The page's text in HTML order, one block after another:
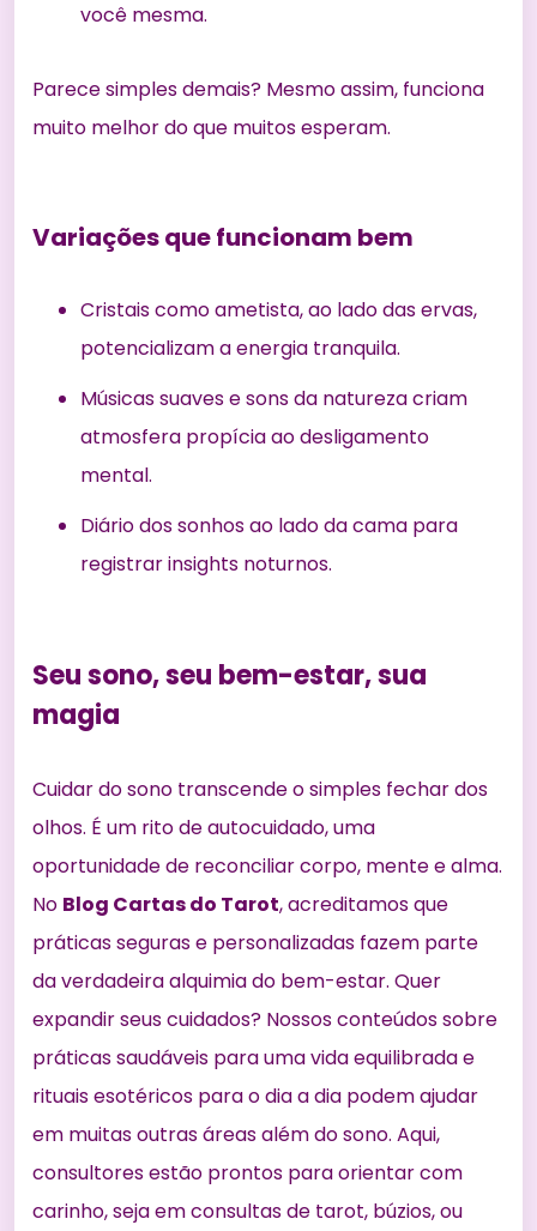
você mesma.
Parece simples demais? Mesmo assim, funciona
muito melhor do que muitos esperam.
Variações que funcionam bem
Cristais como ametista, ao lado das ervas,
potencializam a energia tranquila.
Músicas suaves e sons da natureza criam
atmosfera propícia ao desligamento
mental.
Diário dos sonhos ao lado da cama para
registrar insights noturnos.
Seu sono, seu bem-estar, sua
magia
Cuidar do sono transcende o simples fechar dos
olhos. É um rito de autocuidado, uma
oportunidade de reconciliar corpo, mente e alma.
No Blog Cartas do Tarot, acreditamos que
práticas seguras e personalizadas fazem parte
da verdadeira alquimia do bem-estar. Quer
expandir seus cuidados? Nossos conteúdos sobre
práticas saudáveis para uma vida equilibradae
rituais esotéricos para o dia a dia podem ajudar
em muitas outras áreas além do sono. Aqui,
consultores estão prontos para orientar com
carinho, seja em consultas de tarot, búzios, ou